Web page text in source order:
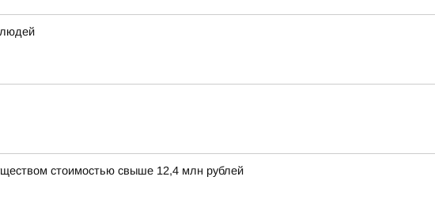
стоимостью свыше 12,4 млн рублей